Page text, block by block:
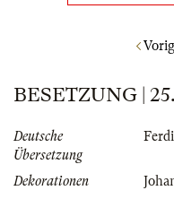
BESETZUNG |
Deutsche
Übersetzung
Dekorationen